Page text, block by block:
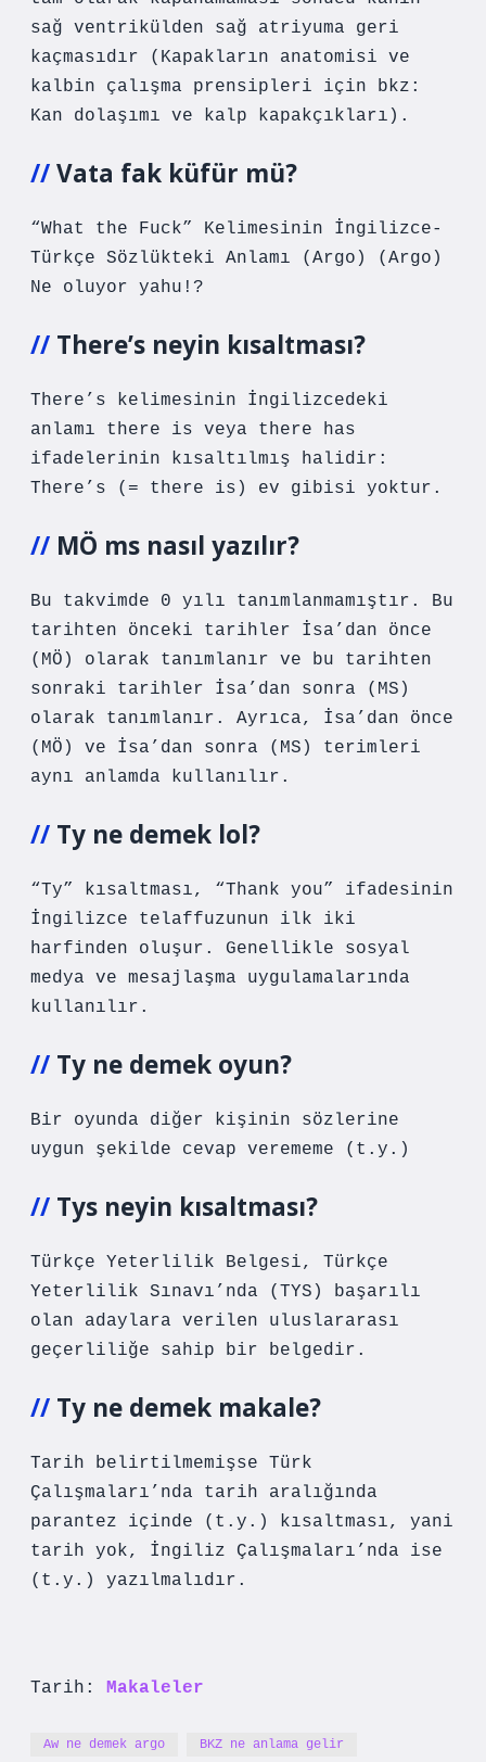
sağ ventrikülden sağ atriyuma geri
kaçmasıdır (Kapakların anatomisi ve
kalbin çalışma prensipleri için bkz:
Kan dolaşımı ve kalp kapakçıkları).
Vata fak küfür mü?
“What the Fuck” Kelimesinin İngilizce-
Türkçe Sözlükteki Anlamı (Argo) (Argo)
Ne oluyor yahu!?
There’s neyin kısaltması?
There’s kelimesinin İngilizcedeki
anlamı there is veya there has
ifadelerinin kısaltılmış halidir:
There’s (= there is) ev gibisi yoktur.
MÖ ms nasıl yazılır?
Bu takvimde 0 yılı tanımlanmamıştır. Bu
tarihten önceki tarihler İsa’dan önce
(MÖ) olarak tanımlanır ve bu tarihten
sonraki tarihler İsa’dan sonra (MS)
olarak tanımlanır. Ayrıca, İsa’dan önce
(MÖ) ve İsa’dan sonra (MS) terimleri
aynı anlamda kullanılır.
Ty ne demek lol?
“Ty” kısaltması, “Thank you” ifadesinin
İngilizce telaffuzunun ilk iki
harfinden oluşur. Genellikle sosyal
medya ve mesajlaşma uygulamalarında
kullanılır.
Ty ne demek oyun?
Bir oyunda diğer kişinin sözlerine
uygun şekilde cevap verememe (t.y.)
Tys neyin kısaltması?
Türkçe Yeterlilik Belgesi, Türkçe
Yeterlilik Sınavı’nda (TYS) başarılı
olan adaylara verilen uluslararası
geçerliliğe sahip bir belgedir.
Ty ne demek makale?
Tarih belirtilmemişse Türk
Çalışmaları’nda tarih aralığında
parantez içinde (t.y.) kısaltması, yani
tarih yok, İngiliz Çalışmaları’nda ise
(t.y.) yazılmalıdır.
Tarih: Makaleler
Aw ne demek argo BKZ ne anlama gelir